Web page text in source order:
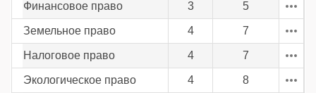
Финансовое право 3 5
Земельное право 4 7
Налоговое право 4 7
Экологическое право 4
8